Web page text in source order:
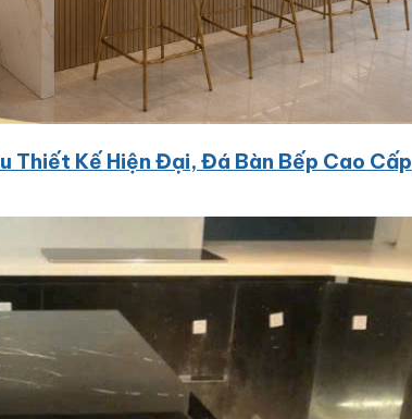
Thiết Kế Hiện Đại, Đá Bàn Bếp Cao Cấp